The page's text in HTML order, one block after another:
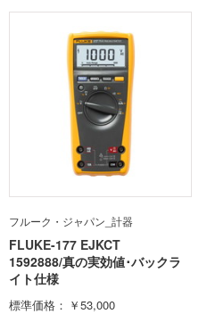
フルーク・ジャパン_計器
FLUKE-177 EJKCT
1592888/真の実効値･バックラ
イト仕様
標準価格
￥53,000